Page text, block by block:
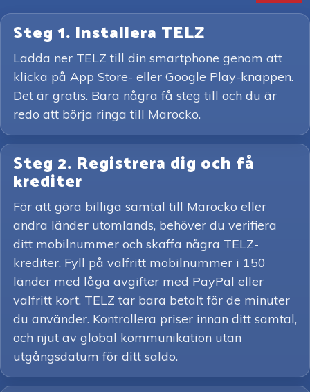
Steg 1. Installera TELZ
Ladda ner TELZ till din smartphone genom att
klicka på App Store- eller Google Play-knappen.
Det är gratis. Bara några få steg till och du är
redo att börja ringa till Marocko.
Steg 2. Registrera dig och få
krediter
För att göra billiga samtal till Marocko eller
andra länder utomlands, behöver du verifiera
ditt mobilnummer och skaffa några TELZ-
krediter. Fyll på valfritt mobilnummer i 150
länder med låga avgifter med PayPal eller
valfritt kort. TELZ tar bara betalt för de minuter
du använder. Kontrollera priser innan ditt samtal,
och njut av global kommunikation utan
utgångsdatum för ditt saldo.